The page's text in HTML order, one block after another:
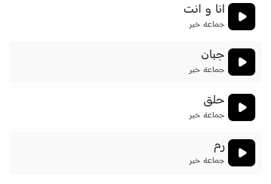
انا و انت
جماعة خير
جبان
جماعة خير
حلق
جماعة خير
رم
جماعة خير